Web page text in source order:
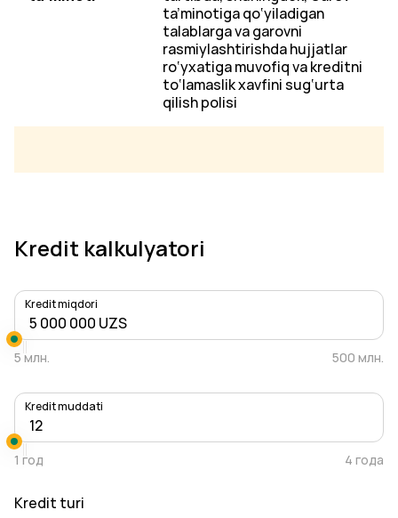
ta’minotiga qo‘yiladigan
talablarga va garovni
rasmiylashtirishda hujjatlar
ro‘yxatiga muvofiq va kreditni
to‘lamaslik xavfini sug‘urta
qilish polisi
Kredit kalkulyatori
Kredit miqdori
5 млн. 500 млн.
Kredit muddati
1 год 4 года
Kredit turi